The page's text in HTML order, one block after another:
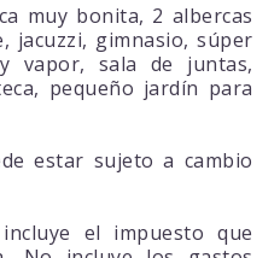
muy bonita, 2 albercas
jacuzzi, gimnasio, súper
vapor, sala de juntas,
pequeño jardín para
estar sujeto a cambio
el impuesto que